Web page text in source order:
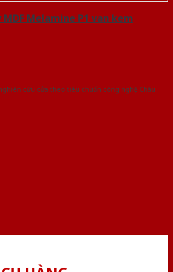
MDF Melamine P1 van kem
cứu cửa theo tiêu chuẩn công nghệ Châu